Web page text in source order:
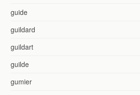
guide
guildard
guildart
guilde
gumier